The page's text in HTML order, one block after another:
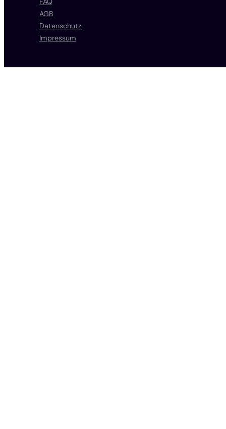
AGB
Datenschutz
Impressum